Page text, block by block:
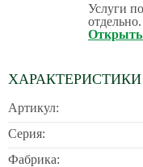
Услуги
отдельно.
Открыть
ХАРАКТЕРИСТИКИ
Артикул:
Серия:
Фабрика: